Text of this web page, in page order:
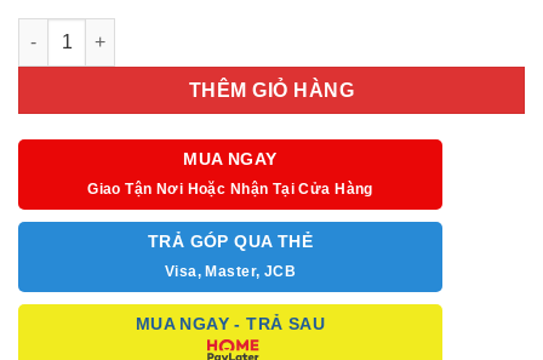
Số lượng
THÊM GIỎ HÀNG
MUA NGAY
Giao Tận Nơi Hoặc Nhận Tại Cửa Hàng
TRẢ GÓP QUA THẺ
Visa, Master, JCB
MUA NGAY - TRẢ SAU